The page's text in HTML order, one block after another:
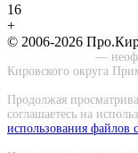
16
+
© 2006-2026
—
Кировского округа
Продолжая
соглашаетесь на
использования файлов